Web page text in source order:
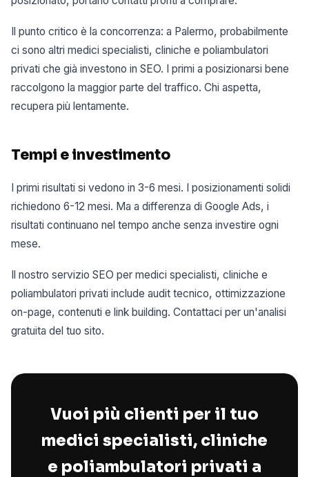
Il punto critico è la concorrenza: a Palermo, probabilmente
ci sono altri medici specialisti, cliniche e poliambulatori
privati che già investono in SEO. I primi a posizionarsi bene
raccolgono la maggior parte del traffico. Chi aspetta,
recupera più lentamente.
Tempi e investimento
I primi risultati si vedono in 3-6 mesi. I posizionamenti solidi
richiedono 6-12 mesi. Ma a differenza di Google Ads, i
risultati continuano nel tempo anche senza investire ogni
mese.
Il nostro servizio SEO per medici specialisti, cliniche e
poliambulatori privati include audit tecnico, ottimizzazione
on-page, contenuti e link building. Contattaci per un'analisi
gratuita del tuo sito.
Vuoi più clienti per il tuo
medici specialisti, cliniche
e poliambulatori privati a